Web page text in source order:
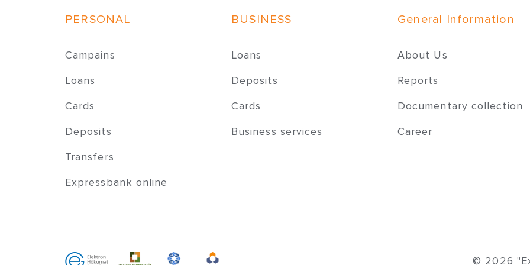
PERSONAL
Campains
Loans
Cards
Deposits
Transfers
Expressbank online
BUSINESS
Loans
Deposits
Cards
Business services
General Information
About Us
Reports
Documentary collection
Career
© 2026